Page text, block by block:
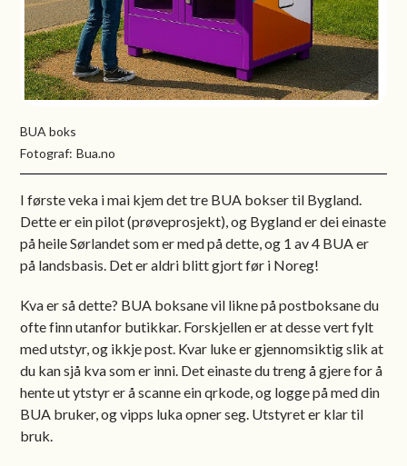
BUA boks
Bua.no
I første veka i mai kjem det tre BUA bokser til Bygland.
Dette er ein pilot (prøveprosjekt), og Bygland er dei einaste
på heile Sørlandet som er med på dette, og 1 av 4 BUA er
på landsbasis. Det er aldri blitt gjort før i Noreg!
Kva er så dette? BUA boksane vil likne på postboksane du
ofte finn utanfor butikkar. Forskjellen er at desse vert fylt
med utstyr, og ikkje post. Kvar luke er gjennomsiktig slik at
du kan sjå kva som er inni. Det einaste du treng å gjere for å
hente ut ytstyr er å scanne ein qrkode, og logge på med din
BUA bruker, og vipps luka opner seg. Utstyret er klar til
bruk.